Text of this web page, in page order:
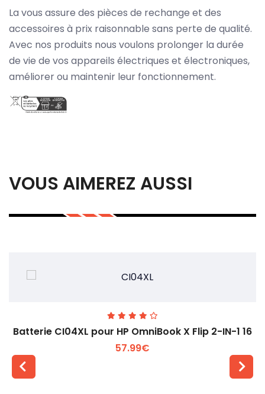
La vous assure des pièces de rechange et des
accessoires à prix raisonnable sans perte de qualité.
Avec nos produits nous voulons prolonger la durée
de vie de vos appareils électriques et électroniques,
améliorer ou maintenir leur fonctionnement.
VOUS AIMEREZ AUSSI
Batterie CI04XL pour HP OmniBook X Flip 2-IN-1 16
57.99€